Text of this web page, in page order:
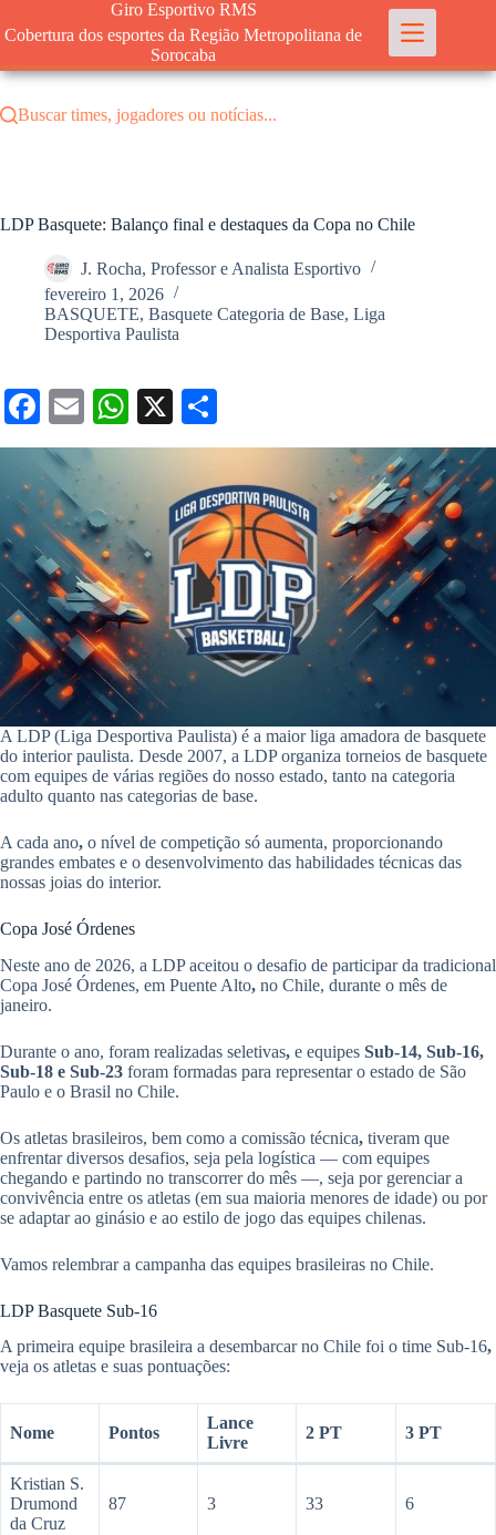
para
conteúdo
Giro Esportivo RMS
Cobertura dos esportes da Região Metropolitana de
Sorocaba
Buscar times, jogadores ou notícias...
LDP Basquete: Balanço final e destaques da Copa no Chile
J. Rocha, Professor e Analista Esportivo
fevereiro 1, 2026
BASQUETE, Basquete Categoria de Base, Liga
Desportiva Paulista
Fa
ce
bo
ok
E
m
ail
W
ha
A
pp
X
ha
re
A LDP (Liga Desportiva Paulista) é a maior liga amadora de basquete
do interior paulista. Desde 2007, a LDP organiza torneios de basquete
com equipes de várias regiões do nosso estado, tanto na categoria
adulto quanto nas categorias de base.
A cada ano, o nível de competição só aumenta, proporcionando
grandes embates e o desenvolvimento das habilidades técnicas das
nossas joias do interior.
Copa José Órdenes
Neste ano de 2026, a LDP aceitou o desafio de participar da tradicional
Copa José Órdenes, em Puente Alto, no Chile, durante o mês de
janeiro.
Durante o ano, foram realizadas seletivas, e equipes Sub-14, Sub-16,
Sub-18 e Sub-23 foram formadas para representar o estado de São
Paulo e o Brasil no Chile.
Os atletas brasileiros, bem como a comissão técnica, tiveram que
enfrentar diversos desafios, seja pela logística — com equipes
chegando e partindo no transcorrer do mês —, seja por gerenciar a
convivência entre os atletas (em sua maioria menores de idade) ou por
se adaptar ao ginásio e ao estilo de jogo das equipes chilenas.
Vamos relembrar a campanha das equipes brasileiras no Chile.
LDP Basquete Sub-16
A primeira equipe brasileira a desembarcar no Chile foi o time Sub-16,
veja os atletas e suas pontuações:
Nome Pontos
Lance
Livre
2 PT 3 PT
Kristian S.
Drumond
da Cruz
87 3 33 6